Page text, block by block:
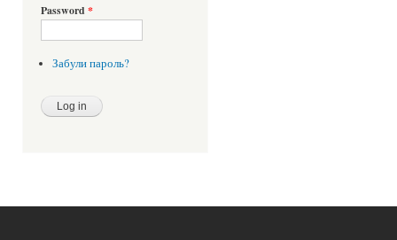
Password *
Забули пароль?